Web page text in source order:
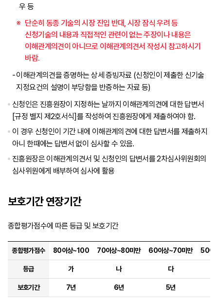
우 등
단순히 동종 기술의 시장 진입 반대, 시장 잠식 우려 등
신청기술의 내용과 직접적인 관련이 없는 주장이나 내용은
이해관계의견이 아니므로 이해관계의견서 작성시 참고하시기
바람.
이해관계의견을 증명하는 상세 증빙자료 (신청인이 제출한 신기술
지정요건의 설명이 부당함을 반증하는 자료 등)
신청인은 진흥원장이 지정하는 날까지 이해관계의견에 대한 답변서
[규정 별지 제2호서식]를 작성하여 진흥원장에게 제출하여야 함.
이 경우 신청인이 기간 내에 이해관계의견에 대한 답변서를 제출하지
아니 한때에는 답변서 없이 심사할 수 있음.
진흥원장은 이해관계의견서 및 신청인의 답변서를 2차심사위원회의
심사위원에게 배부하여 심사에 활용
보호기간 연장기간
종합평가점수에 따른 등급 및 보호기간
종합평가점수 80이상~100 70이상~80미만 60이상~70미만 50이
등급 가 나 다
보호기간 7년 6년 5년